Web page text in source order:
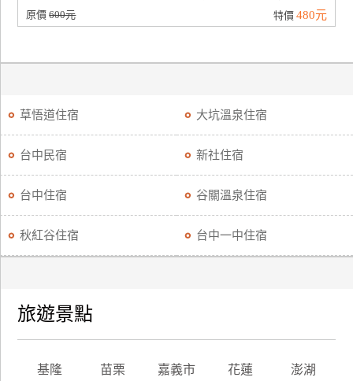
原價600元 特價 480元
草悟道住宿 大坑溫泉住宿
台中民宿 新社住宿
台中住宿 谷關溫泉住宿
秋紅谷住宿 台中一中住宿
旅遊景點
基隆 苗栗 嘉義市 花蓮 澎湖